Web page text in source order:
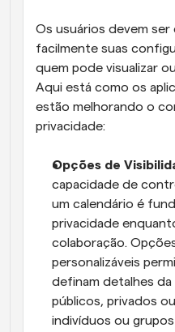
Os usuários devem ser
facilmente suas
quem pode visualizar
Aqui está como os
estão melhorando o
privacidade:
Opções de
capacidade de
um calendário é
privacidade
colaboração.
personalizáveis
definam detalhes da
públicos, privados
indivíduos ou